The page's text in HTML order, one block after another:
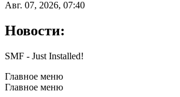
Авг. 07, 2026, 07:40
Новости:
SMF - Just Installed!
Главное меню
Главное меню